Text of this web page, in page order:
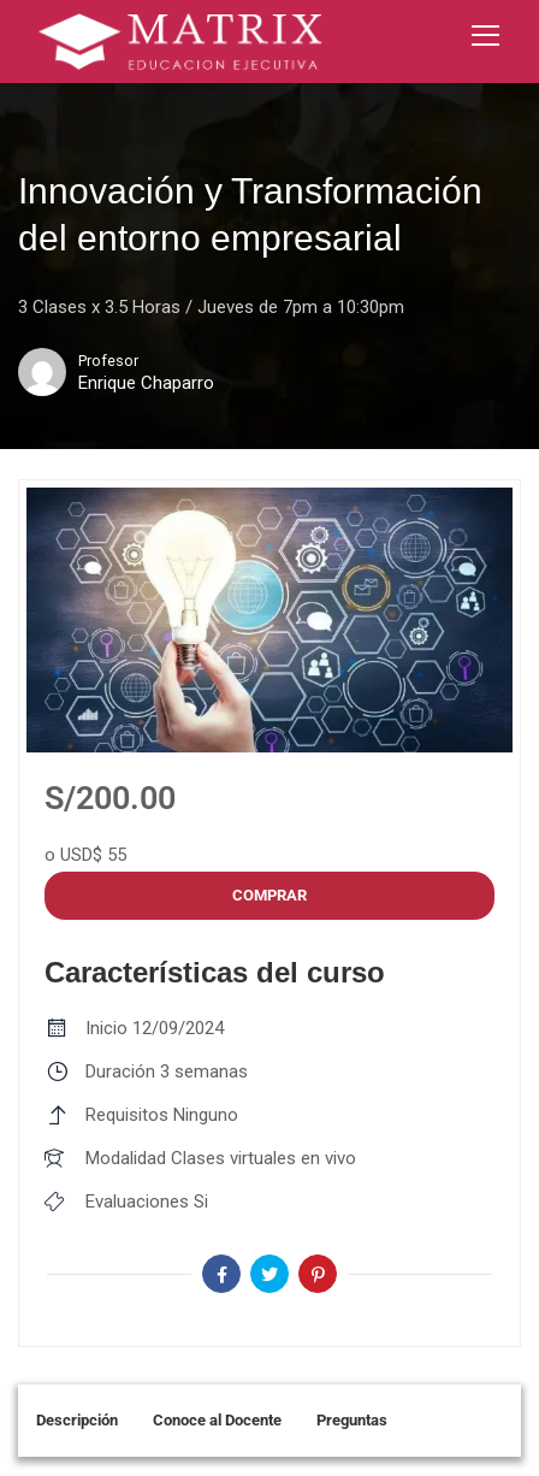
Innovación y Transformación
del entorno empresarial
3 Clases x 3.5 Horas / Jueves de 7pm a 10:30pm
Profesor
Enrique Chaparro
Descripción Conoce al Docente Preguntas
S/200.00
o USD$ 55
COMPRAR
Características del curso
Inicio 12/09/2024
Duración 3 semanas
Requisitos Ninguno
Modalidad Clases virtuales en vivo
Evaluaciones Si